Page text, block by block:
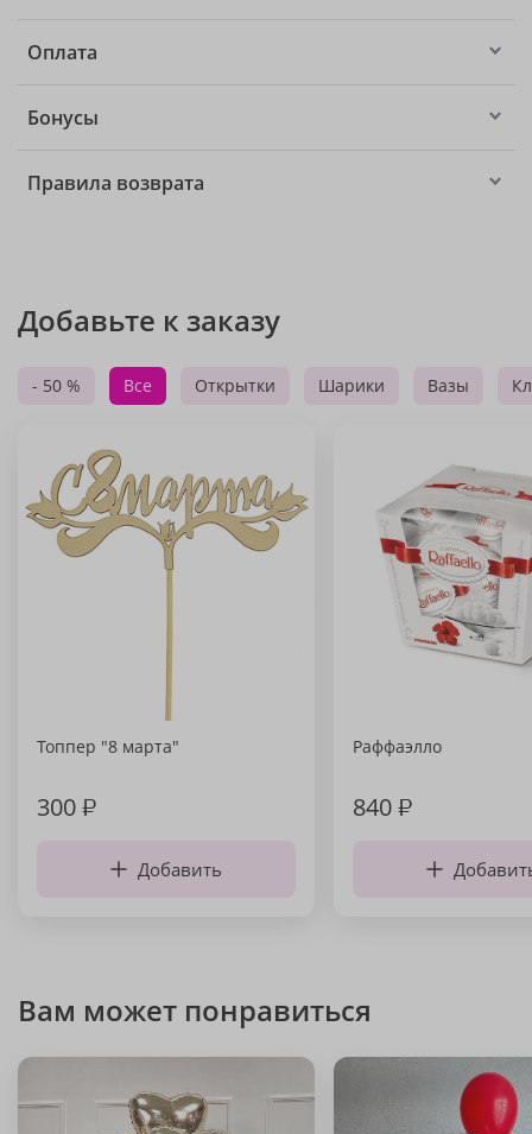
Оплата
Бонусы
Правила возврата
Добавьте к заказу
- 50 % Все Открытки Шарики Вазы
Топпер "8 марта"
300₽
Добавить
Раффаэлло
840₽
Вам может понравиться